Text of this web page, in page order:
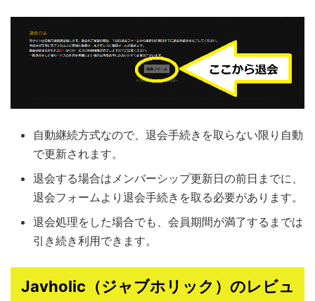
自動継続方式なので、退会手続きを取らない限り自動
で更新されます。
退会する場合はメンバーシップ更新日の前日までに、
退会フォームより退会手続きを取る必要があります。
退会処理をした場合でも、会員期間が満了するまでは
引き続き利用できます。
Javholic（ジャブホリック）のレビュ